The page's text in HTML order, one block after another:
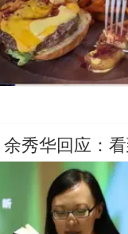
秀华回应：